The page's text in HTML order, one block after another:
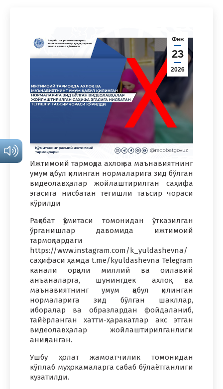
Фев
23
2026
Ижтимоий тармоқда ахлоқ ва маънавиятнинг
умум қабул қилинган нормаларига зид бўлган
видеолавҳалар жойлаштирилган саҳифа
эгасига нисбатан тегишли таъсир чораси
кўрилди
Рақобат қўмитаси томонидан ўтказилган
ўрганишлар давомида ижтимоий
тармоқлардаги
https://www.instagram.com/k_yuldashevna/
саҳифаси ҳамда t.me/kyuldashevna Telegram
канали орқали миллий ва оилавий
анъаналарга, шунингдек ахлоқ ва
маънавиятнинг умум қабул қилинган
нормаларига зид бўлган шакллар,
иборалар ва образлардан фойдаланиб,
тайёрланган хатти-ҳаракатлар акс этган
видеолавҳалар жойлаштирилганлиги
аниқланган.
Ушбу ҳолат жамоатчилик томонидан
кўплаб муҳокамаларга сабаб бўлаётганлиги
кузатилди.